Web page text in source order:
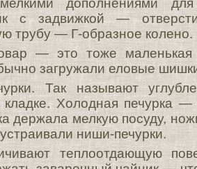
дополнениями
с задвижкой —
трубу — Г-образное колено.
— это тоже маленькая
загружали еловые
Так называют
кладке. Холодная печурка
держала мелкую посуду,
ниши-печурки.
теплоотдающую